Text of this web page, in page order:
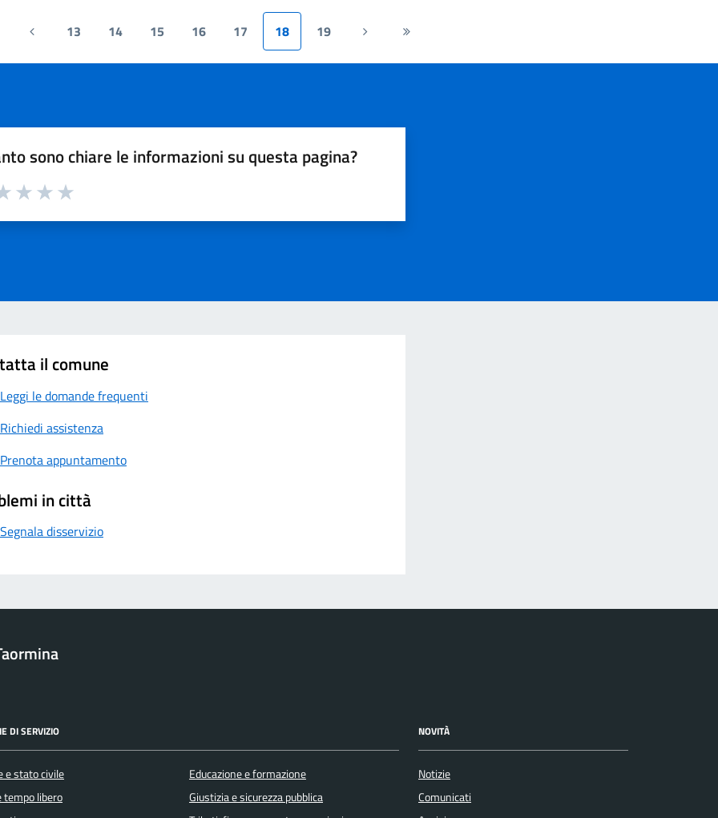
Pagina
precedente
13 14 15 16 17 18 19
Pagina
successiva
Ultima
pagina
sono chiare le informazioni su questa pagina?
il comune
Leggi le domande frequenti
Richiedi assistenza
Prenota appuntamento
in città
Segnala disservizio
DI SERVIZIO
e stato civile
tempo libero
Educazione e formazione
Giustizia e sicurezza pubblica
NOVITÀ
Notizie
Comunicati